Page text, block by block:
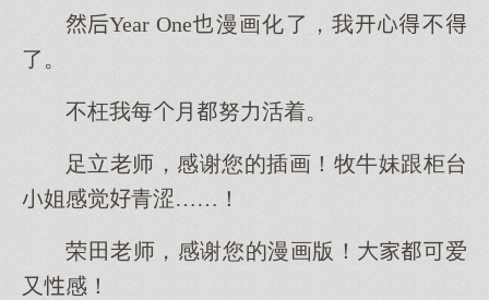
Year One漫画化了，我不
了。
不枉我每月努力活着。
足立老师，感谢您的插画！牧牛妹跟柜台
姐感觉青涩……！
荣田老师，感谢您的漫画版！爱
又感！